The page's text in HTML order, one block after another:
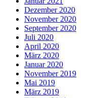
Dezember 2020
November 2020
September 2020
Juli 2020
April 2020
März 2020
Januar 2020
November 2019
Mai 2019
März 2019